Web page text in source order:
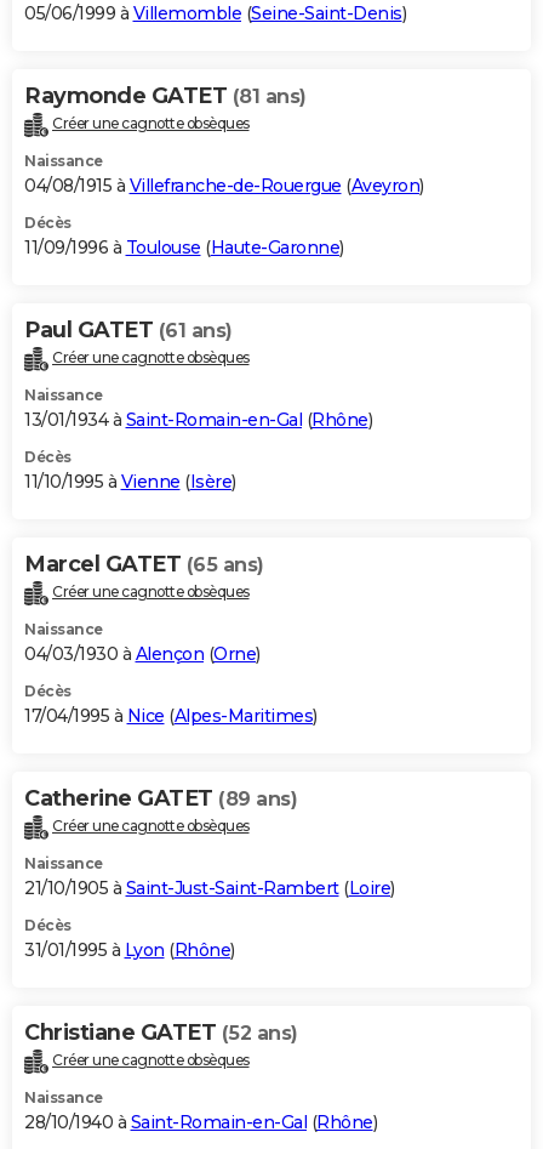
05/06/1999 à Villemomble (Seine-Saint-Denis)
Raymonde GATET (81 ans)
Créer une cagnotte obsèques
Naissance
04/08/1915 à Villefranche-de-Rouergue (Aveyron)
Décès
11/09/1996 à Toulouse (Haute-Garonne)
Paul GATET (61 ans)
Créer une cagnotte obsèques
Naissance
13/01/1934 à Saint-Romain-en-Gal (Rhône)
Décès
11/10/1995 à Vienne (Isère)
Marcel GATET (65 ans)
Créer une cagnotte obsèques
Naissance
04/03/1930 à Alençon (Orne)
Décès
17/04/1995 à Nice (Alpes-Maritimes)
Catherine GATET (89 ans)
Créer une cagnotte obsèques
Naissance
21/10/1905 à Saint-Just-Saint-Rambert(Loire)
Décès
31/01/1995 à Lyon (Rhône)
Christiane GATET (52 ans)
Créer une cagnotte obsèques
Naissance
28/10/1940 à Saint-Romain-en-Gal (Rhône)